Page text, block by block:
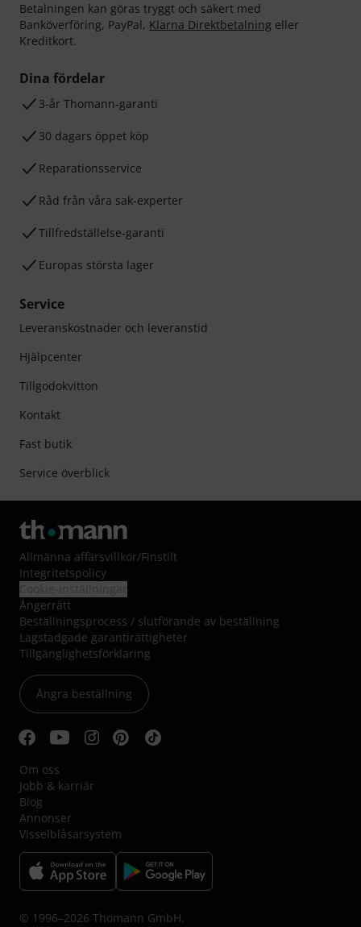
Betalningen kan göras tryggt och säkert med
Banköverföring, PayPal, Klarna Direktbetalning eller
Kreditkort.
Dina fördelar
3-år Thomann-garanti
30 dagars öppet köp
Reparationsservice
Råd från våra sak-experter
Tillfredställelse-garanti
Europas största lager
Service
Leveranskostnader och leveranstid
Hjälpcenter
Tillgodokvitton
Kontakt
Fast butik
Service överblick
Allmänna affärsvillkor/Finstilt
Integritetspolicy
Ångerrätt
Beställningsprocess / slutförande av beställning
Lagstadgade garantirättigheter
Tillgänglighetsförklaring
Ångra beställning
Om oss
Jobb & karriär
Blog
Annonser
Visselblåsarsystem
© 1996–2026 Thomann GmbH.